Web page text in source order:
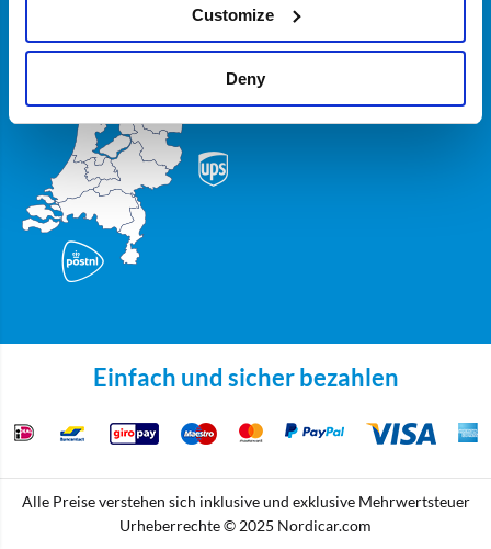
Customize
Deny
Einfach und sicher bezahlen
Alle Preise verstehen sich inklusive und exklusive Mehrwertsteuer
Urheberrechte © 2025 Nordicar.com